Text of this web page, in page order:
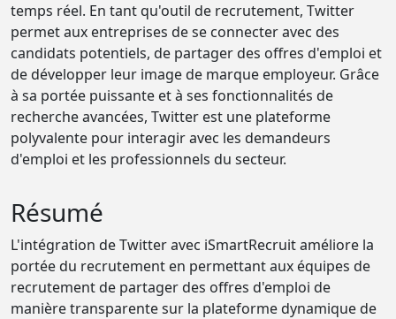
temps réel. En tant qu'outil de recrutement, Twitter
permet aux entreprises de se connecter avec des
candidats potentiels, de partager des offres d'emploi et
de développer leur image de marque employeur. Grâce
à sa portée puissante et à ses fonctionnalités de
recherche avancées, Twitter est une plateforme
polyvalente pour interagir avec les demandeurs
d'emploi et les professionnels du secteur.
Résumé
L'intégration de Twitter avec iSmartRecruit améliore la
portée du recrutement en permettant aux équipes de
recrutement de partager des offres d'emploi de
manière transparente sur la plateforme dynamique de